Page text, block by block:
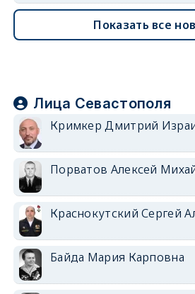
Показать все
Лица Севастополя
Кримкер Дмитрий
Порватов Алексей
Краснокутский Сергей
Байда Мария Карповна